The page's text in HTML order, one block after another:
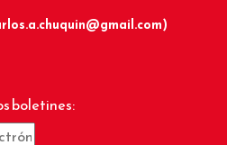
boletines: